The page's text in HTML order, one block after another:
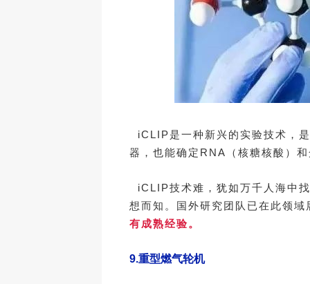
iCLIP是一种新兴的实验技术，
器，也能确定RNA（核糖核酸）
iCLIP技术难，犹如万千人海中
想而知。国外研究团队已在此领
有成熟经验。
9.重型燃气轮机